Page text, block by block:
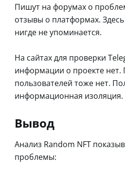
Пишут на форумах о
отзывы о платформах.
нигде не упоминается.
На сайтах для проверки
информации о проекте
пользователей тоже нет.
информационная изоляция.
Вывод
Анализ Random NFT
проблемы: